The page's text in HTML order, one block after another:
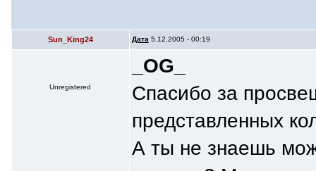
Sun_King24 Дата 5.12.2005 - 00:19
Unregistered
_OG_
Спасибо за
представленных
А ты не знаешь